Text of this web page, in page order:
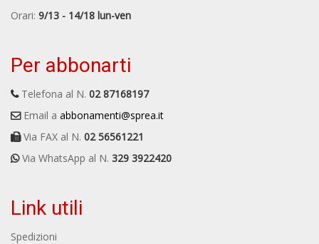
Orari: 9/13 - 14/18 lun-ven
Per abbonarti
Telefona al N. 02 87168197
Email a abbonamenti@sprea.it
Via FAX al N. 02 56561221
Via WhatsApp al N. 329 3922420
Link utili
Spedizioni